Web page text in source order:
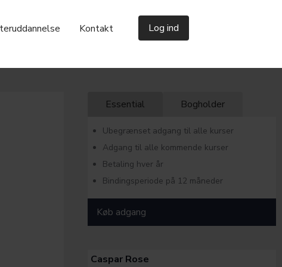
Kontakt Log ind
Essential Bogholder
Ubegrænset adgang til alle kurser
Adgang til alle kommende kurser
Betaling hver år
Bindingsperiode på 12 måneder
Køb adgang
Caspar Rose